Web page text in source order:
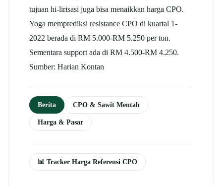
tujuan hi-lirisasi juga bisa menaikkan harga CPO.
Yoga memprediksi resistance CPO di kuartal 1-
2022 berada di RM 5.000-RM 5.250 per ton.
Sementara support ada di RM 4.500-RM 4.250.
Sumber: Harian Kontan
Berita CPO & Sawit Mentah
Harga & Pasar
📊 Tracker Harga Referensi CPO